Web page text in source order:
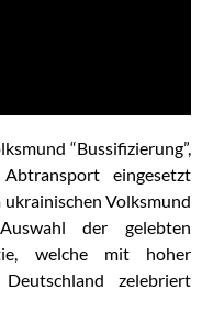
“Bussifizierung”,
eingesetzt
Volksmund
der gelebten
welche mit hoher
zelebriert